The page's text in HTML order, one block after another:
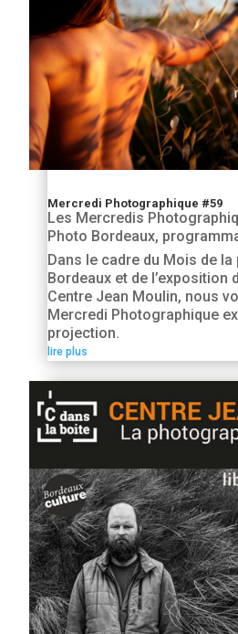
Mercredi Photographique #59
Les Mercredis
Photo Bordeaux,
Dans le cadre du Mois de
Bordeaux et de l’exposition
Centre Jean Moulin, nous
Mercredi Photographique
projection.
lire plus